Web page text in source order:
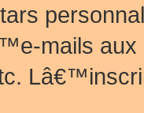
mails